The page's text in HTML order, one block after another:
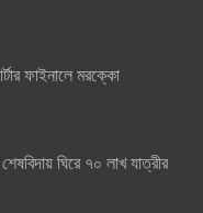
ফাইনালে মরক্কো
ঘিরে ৭০ লাখ যাত্রীর